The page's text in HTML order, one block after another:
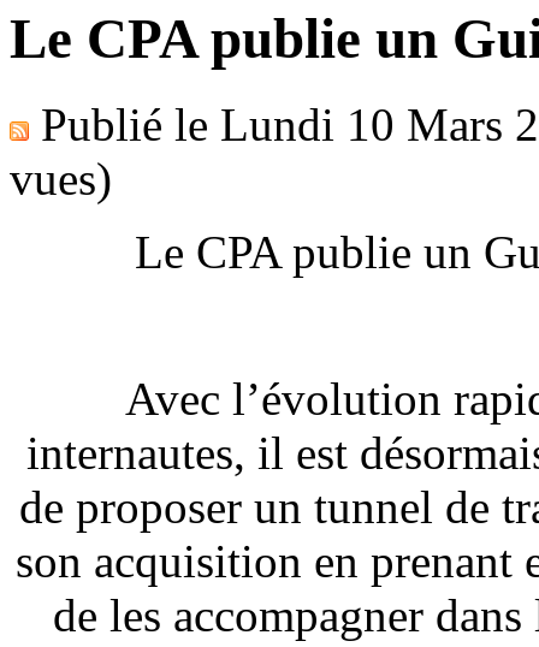
Le CPA publie un
Publié le Lundi 10 Mars
vues)
Le CPA publie un
Avec l’évolution
internautes, il est
de proposer un tunnel de
son acquisition en prenant
de les accompagner